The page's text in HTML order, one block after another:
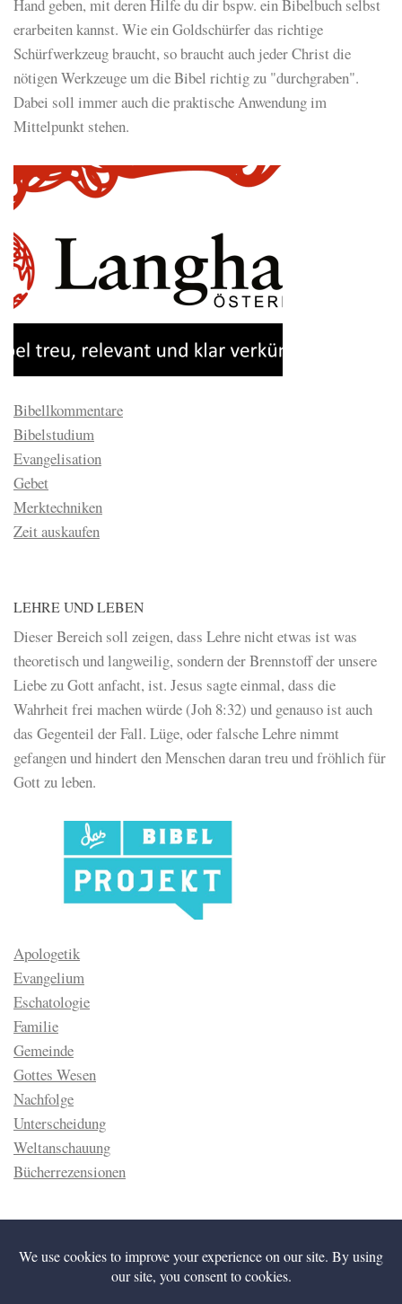
Hand geben, mit deren Hilfe du dir bspw. ein Bibelbuch selbst
erarbeiten kannst. Wie ein Goldschürfer das richtige
Schürfwerkzeug braucht, so braucht auch jeder Christ die
nötigen Werkzeuge um die Bibel richtig zu "durchgraben".
Dabei soll immer auch die praktische Anwendung im
Mittelpunkt stehen.
Bibellkommentare
Bibelstudium
Evangelisation
Gebet
Merktechniken
Zeit auskaufen
LEHRE UND LEBEN
Dieser Bereich soll zeigen, dass Lehre nicht etwas ist was
theoretisch und langweilig, sondern der Brennstoff der unsere
Liebe zu Gott anfacht, ist. Jesus sagte einmal, dass die
Wahrheit frei machen würde (Joh 8:32) und genauso ist auch
das Gegenteil der Fall. Lüge, oder falsche Lehre nimmt
gefangen und hindert den Menschen daran treu und fröhlich für
Gott zu leben.
Apologetik
Evangelium
Eschatologie
Familie
Gemeinde
Gottes Wesen
Nachfolge
Unterscheidung
Weltanschauung
Bücherrezensionen